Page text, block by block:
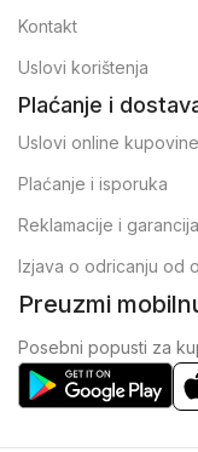
Kontakt
Uslovi korištenja
Plaćanje i
Uslovi online kupovine
Plaćanje i isporuka
Reklamacije i garancija
Izjava o odricanju od
Preuzmi
Posebni popusti za